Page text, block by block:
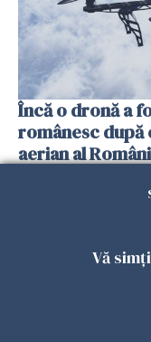
Încă o dronă a
românesc după
aerian al
Vă